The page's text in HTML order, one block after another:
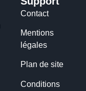
Contact
Mentions
légales
Plan de site
Conditions